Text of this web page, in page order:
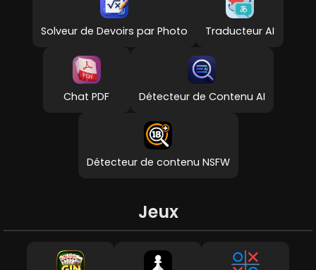
Solveur de Devoirs par Photo Traducteur AI
Chat PDF Détecteur de Contenu AI
Détecteur de contenu NSFW
Jeux